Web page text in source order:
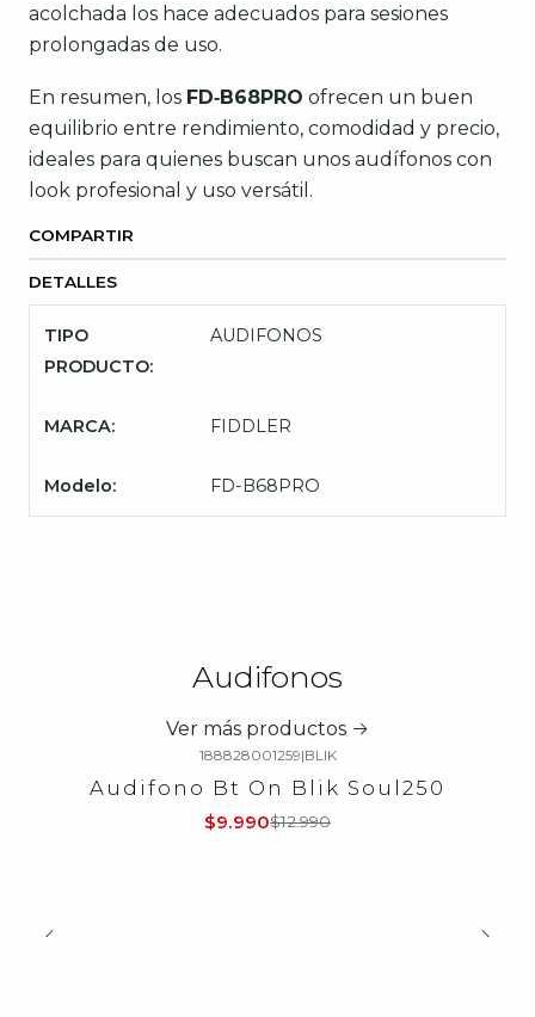
acolchada los hace adecuados para sesiones
prolongadas de uso.
En resumen, los FD‑B68PRO ofrecen un buen
equilibrio entre rendimiento, comodidad y precio,
ideales para quienes buscan unos audífonos con
look profesional y uso versátil.
COMPARTIR
DETALLES
TIPO
PRODUCTO:
AUDIFONOS
MARCA: FIDDLER
Modelo: FD-B68PRO
Audifonos
Ver más productos
-23% OFF
188828001259|BLIK
Audifono Bt On Blik Soul250
$9.990$12.990